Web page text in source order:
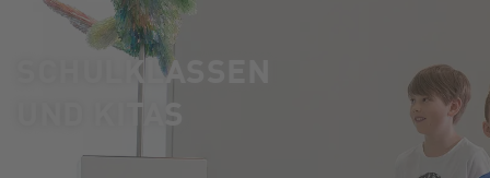
SCHULKLASSEN
UND KITAS